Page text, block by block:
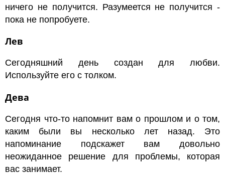
ничего не получится. Разумеется не получится -
пока не попробуете.
Лев
Сегодняшний день создан для любви.
Используйте его с толком.
Дева
Сегодня что-то напомнит вам о прошлом и о том,
каким были вы несколько лет назад. Это
напоминание подскажет вам довольно
неожиданное решение для проблемы, которая
вас занимает.